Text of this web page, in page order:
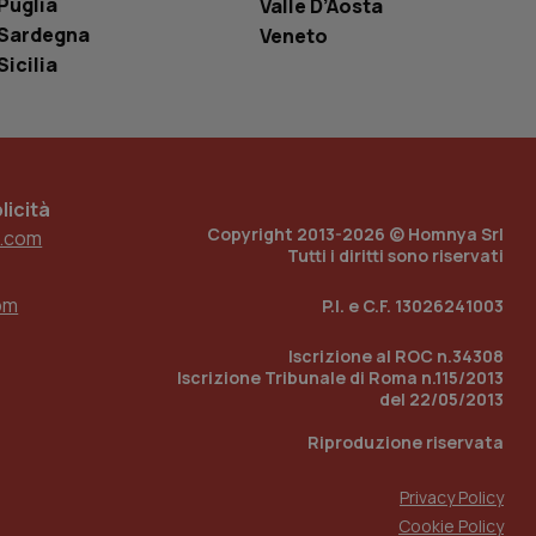
Valle D’Aosta
Veneto
Copyright 2013-2026 © Homnya Srl
Tutti i diritti sono riservati
P.I. e C.F. 13026241003
Iscrizione al ROC n.34308
Iscrizione Tribunale di Roma n.115/2013
del 22/05/2013
Riproduzione riservata
Privacy Policy
Cookie Policy
di
traccia
incorporati
la gestione
dell’esperienza
per abilitare il
con identity